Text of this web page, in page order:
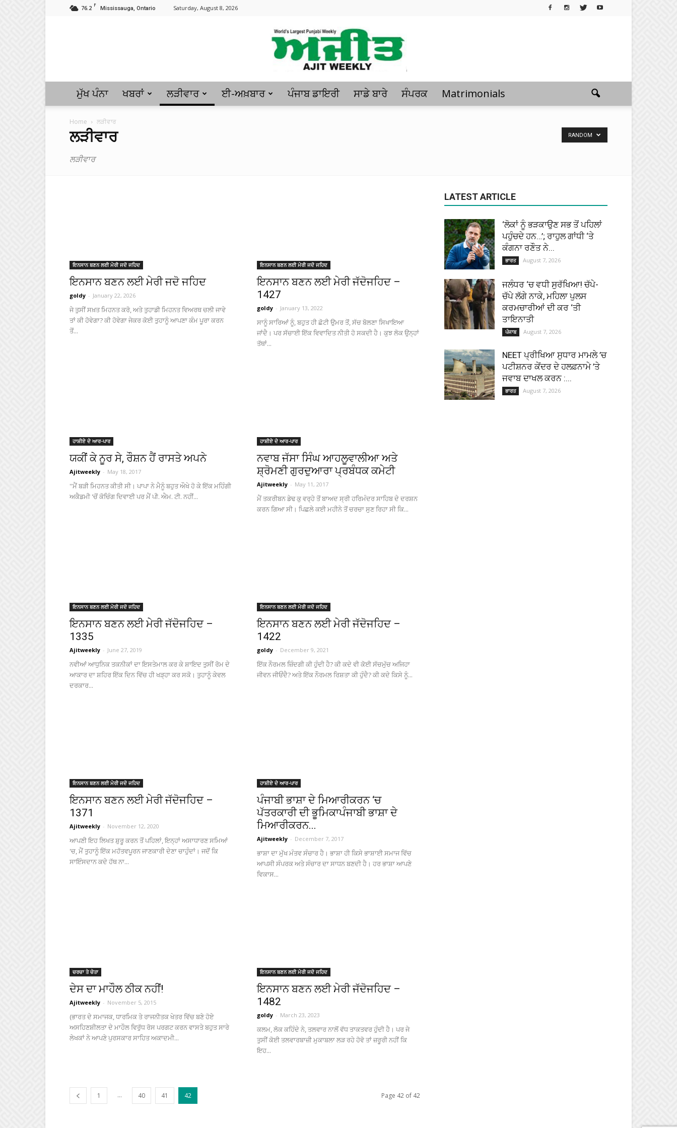
76.2 F
Mississauga, Ontario Saturday, August 8, 2026
Ajitweekly
(Ajit
ਮੁੱਖ ਪੰਨਾ ਖਬਰਾਂ ਲੜੀਵਾਰ ਈ-ਅਖ਼ਬਾਰ ਪੰਜਾਬ ਡਾਇਰੀ ਸਾਡੇ ਬਾਰੇ ਸੰਪਰਕ Matrimonials
Home ਲੜੀਵਾਰ
ਲੜੀਵਾਰ
ਲੜੀਵਾਰ
RANDOM
ਇਨਸਾਨ ਬਣਨ ਲਈ ਮੇਰੀ ਜਦੋ ਜਹਿਦ
ਇਨਸਾਨ ਬਣਨ ਲਈ ਮੇਰੀ ਜਦੋ ਜਹਿਦ
goldy - January 22, 2026
ਜੇ ਤੁਸੀਂ ਸਖ਼ਤ ਮਿਹਨਤ ਕਰੋ, ਅਤੇ ਤੁਹਾਡੀ ਮਿਹਨਤ ਵਿਅਰਥ ਚਲੀ ਜਾਵੇ
ਤਾਂ ਕੀ ਹੋਵੇਗਾ? ਕੀ ਹੋਵੇਗਾ ਜੇਕਰ ਕੋਈ ਤੁਹਾਨੂੰ ਆਪਣਾ ਕੰਮ ਪੂਰਾ ਕਰਨ
ਤੋਂ...
ਇਨਸਾਨ ਬਣਨ ਲਈ ਮੇਰੀ ਜਦੋ ਜਹਿਦ
ਇਨਸਾਨ ਬਣਨ ਲਈ ਮੇਰੀ ਜੱਦੋਜਹਿਦ –
1427
goldy - January 13, 2022
ਸਾਨੂੰ ਸਾਰਿਆਂ ਨੂੰ, ਬਹੁਤ ਹੀ ਛੋਟੀ ਉਮਰ ਤੋਂ, ਸੱਚ ਬੋਲਣਾ ਸਿਖਾਇਆ
ਜਾਂਦੈ। ਪਰ ਸੱਚਾਈ ਇੱਕ ਵਿਵਾਦਿਤ ਨੀਤੀ ਹੋ ਸਕਦੀ ਹੈ। ਕੁਝ ਲੋਕ ਉਨ੍ਹਾਂ
ਤੱਥਾਂ...
ਹਾਸ਼ੀਏ ਦੇ ਆਰ-ਪਾਰ
ਯਕੀਂ ਕੇ ਨੂਰ ਸੇ, ਰੌਸ਼ਨ ਹੈਂ ਰਾਸਤੇ ਅਪਨੇ
Ajitweekly - May 18, 2017
''ਮੈਂ ਬੜੀ ਮਿਹਨਤ ਕੀਤੀ ਸੀ। ਪਾਪਾ ਨੇ ਮੈਨੂੰ ਬਹੁਤ ਔਖੇ ਹੋ ਕੇ ਇੱਕ ਮਹਿੰਗੀ
ਅਕੈਡਮੀ 'ਚੋਂ ਕੋਚਿੰਗ ਦਿਵਾਈ ਪਰ ਮੈਂ ਪੀ. ਐਮ. ਟੀ. ਨਹੀਂ...
ਹਾਸ਼ੀਏ ਦੇ ਆਰ-ਪਾਰ
ਨਵਾਬ ਜੱਸਾ ਸਿੰਘ ਆਹਲੂਵਾਲੀਆ ਅਤੇ
ਸ਼੍ਰੋਮਣੀ ਗੁਰਦੁਆਰਾ ਪ੍ਰਬੰਧਕ ਕਮੇਟੀ
Ajitweekly - May 11, 2017
ਮੈਂ ਤਕਰੀਬਨ ਡੇਢ ਕੁ ਵਰ੍ਹੇ ਤੋਂ ਬਾਅਦ ਸ੍ਰੀ ਹਰਿਮੰਦਰ ਸਾਹਿਬ ਦੇ ਦਰਸ਼ਨ
ਕਰਨ ਗਿਆ ਸੀ। ਪਿਛਲੇ ਕਈ ਮਹੀਨੇ ਤੋਂ ਚਰਚਾ ਸੁਣ ਰਿਹਾ ਸੀ ਕਿ...
ਇਨਸਾਨ ਬਣਨ ਲਈ ਮੇਰੀ ਜਦੋ ਜਹਿਦ
ਇਨਸਾਨ ਬਣਨ ਲਈ ਮੇਰੀ ਜੱਦੋਜਹਿਦ –
1335
Ajitweekly - June 27, 2019
ਨਵੀਆਂ ਆਧੁਨਿਕ ਤਕਨੀਕਾਂ ਦਾ ਇਸਤੇਮਾਲ ਕਰ ਕੇ ਸ਼ਾਇਦ ਤੁਸੀਂ ਰੋਮ ਦੇ
ਆਕਾਰ ਦਾ ਸ਼ਹਿਰ ਇੱਕ ਦਿਨ ਵਿੱਚ ਹੀ ਖੜ੍ਹਾ ਕਰ ਸਕੋ। ਤੁਹਾਨੂੰ ਕੇਵਲ
ਦਰਕਾਰ...
ਇਨਸਾਨ ਬਣਨ ਲਈ ਮੇਰੀ ਜਦੋ ਜਹਿਦ
ਇਨਸਾਨ ਬਣਨ ਲਈ ਮੇਰੀ ਜੱਦੋਜਹਿਦ –
1422
goldy - December 9, 2021
ਇੱਕ ਨੌਰਮਲ ਜ਼ਿੰਦਗੀ ਕੀ ਹੁੰਦੀ ਹੈ? ਕੀ ਕਦੇ ਵੀ ਕੋਈ ਸੱਚਮੁੱਚ ਅਜਿਹਾ
ਜੀਵਨ ਜੀਓਂਦੈ? ਅਤੇ ਇੱਕ ਨੌਰਮਲ ਰਿਸ਼ਤਾ ਕੀ ਹੁੰਦੈ? ਕੀ ਕਦੇ ਕਿਸੇ ਨੂੰ...
ਇਨਸਾਨ ਬਣਨ ਲਈ ਮੇਰੀ ਜਦੋ ਜਹਿਦ
ਇਨਸਾਨ ਬਣਨ ਲਈ ਮੇਰੀ ਜੱਦੋਜਹਿਦ –
1371
Ajitweekly - November 12, 2020
ਆਪਣੀ ਇਹ ਲਿਖਤ ਸ਼ੁਰੂ ਕਰਨ ਤੋਂ ਪਹਿਲਾਂ, ਇਨ੍ਹਾਂ ਅਸਾਧਾਰਣ ਸਮਿਆਂ
'ਚ, ਮੈਂ ਤੁਹਾਨੂੰ ਇੱਕ ਮਹੱਤਵਪੂਰਨ ਜਾਣਕਾਰੀ ਦੇਣਾ ਚਾਹੁੰਦਾਂ। ਜਦੋਂ ਕਿ
ਸਾਇੰਸਦਾਨ ਕਦੇ ਹੱਥ ਨਾ...
ਹਾਸ਼ੀਏ ਦੇ ਆਰ-ਪਾਰ
ਪੰਜਾਬੀ ਭਾਸ਼ਾ ਦੇ ਮਿਆਰੀਕਰਨ ‘ਚ
ਪੱਤਰਕਾਰੀ ਦੀ ਭੂਮਿਕਾਪੰਜਾਬੀ ਭਾਸ਼ਾ ਦੇ
ਮਿਆਰੀਕਰਨ...
Ajitweekly - December 7, 2017
ਭਾਸ਼ਾ ਦਾ ਮੁੱਖ ਮੰਤਵ ਸੰਚਾਰ ਹੈ। ਭਾਸ਼ਾ ਹੀ ਕਿਸੇ ਭਾਸ਼ਾਈ ਸਮਾਜ ਵਿੱਚ
ਆਪਸੀ ਸੰਪਰਕ ਅਤੇ ਸੰਚਾਰ ਦਾ ਸਾਧਨ ਬਣਦੀ ਹੈ। ਹਰ ਭਾਸ਼ਾ ਆਪਣੇ
ਵਿਕਾਸ...
ਚਰਚਾ ਤੇ ਚੇਤਾ
ਦੇਸ ਦਾ ਮਾਹੌਲ ਠੀਕ ਨਹੀਂ!
Ajitweekly - November 5, 2015
(ਭਾਰਤ ਦੇ ਸਮਾਜਕ, ਧਾਰਮਿਕ ਤੇ ਰਾਜਨੀਤਕ ਖੇਤਰ ਵਿੱਚ ਬਣੇ ਹੋਏ
ਅਸਹਿਣਸ਼ੀਲਤਾ ਦੇ ਮਾਹੌਲ ਵਿਰੁੱਧ ਰੋਸ ਪਰਗਟ ਕਰਨ ਵਾਸਤੇ ਬਹੁਤ ਸਾਰੇ
ਲੇਖਕਾਂ ਨੇ ਆਪਣੇ ਪੁਰਸਕਾਰ ਸਾਹਿਤ ਅਕਾਦਮੀ...
ਇਨਸਾਨ ਬਣਨ ਲਈ ਮੇਰੀ ਜਦੋ ਜਹਿਦ
ਇਨਸਾਨ ਬਣਨ ਲਈ ਮੇਰੀ ਜੱਦੋਜਹਿਦ –
1482
goldy - March 23, 2023
ਕਲਮ, ਲੋਕ ਕਹਿੰਦੇ ਨੇ, ਤਲਵਾਰ ਨਾਲੋਂ ਵੱਧ ਤਾਕਤਵਰ ਹੁੰਦੀ ਹੈ। ਪਰ ਜੇ
ਤੁਸੀਂ ਕੋਈ ਤਲਵਾਰਬਾਜ਼ੀ ਮੁਕਾਬਲਾ ਲੜ ਰਹੇ ਹੋਵੋ ਤਾਂ ਜ਼ਰੂਰੀ ਨਹੀਂ ਕਿ
ਇਹ...
1 ... 40 41 42 Page 42 of 42
LATEST ARTICLE
‘ਲੋਕਾਂ ਨੂੰ ਭੜਕਾਉਣ ਸਭ ਤੋਂ ਪਹਿਲਾਂ
ਪਹੁੰਚਦੇ ਹਨ…’; ਰਾਹੁਲ ਗਾਂਧੀ ‘ਤੇ
ਕੰਗਨਾ ਰਣੌਤ ਨੇ...
ਭਾਰਤ August 7, 2026
ਜਲੰਧਰ ‘ਚ ਵਧੀ ਸੁਰੱਖਿਆ! ਚੱਪੇ-
ਚੱਪੇ ਲੱਗੇ ਨਾਕੇ, ਮਹਿਲਾ ਪੁਲਸ
ਕਰਮਚਾਰੀਆਂ ਦੀ ਕਰ ‘ਤੀ
ਤਾਇਨਾਤੀ
ਪੰਜਾਬ August 7, 2026
NEET ਪ੍ਰੀਖਿਆ ਸੁਧਾਰ ਮਾਮਲੇ ’ਚ
ਪਟੀਸ਼ਨਰ ਕੇਂਦਰ ਦੇ ਹਲਫ਼ਨਾਮੇ ’ਤੇ
ਜਵਾਬ ਦਾਖਲ ਕਰਨ :...
ਭਾਰਤ August 7, 2026